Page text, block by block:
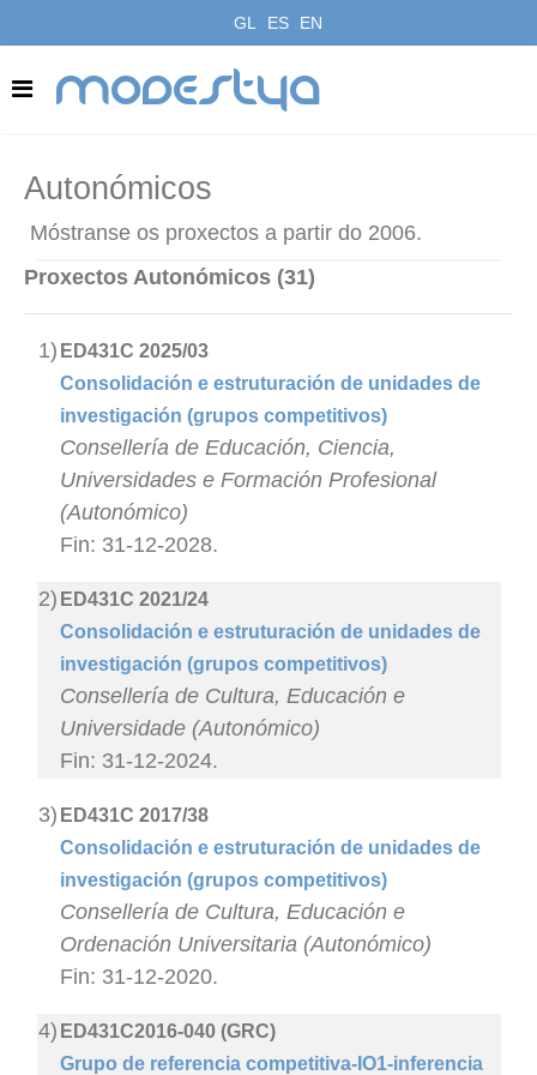
GL ES EN
modestya
Autonómicos
Móstranse os proxectos a partir do 2006.
Proxectos Autonómicos (31)
1) ED431C 2025/03
Consolidación e estruturación de unidades de
investigación (grupos competitivos)
Consellería de Educación, Ciencia,
Universidades e Formación Profesional
(Autonómico)
Fin: 31-12-2028.
2) ED431C 2021/24
Consolidación e estruturación de unidades de
investigación (grupos competitivos)
Consellería de Cultura, Educación e
Universidade (Autonómico)
Fin: 31-12-2024.
3) ED431C 2017/38
Consolidación e estruturación de unidades de
investigación (grupos competitivos)
Consellería de Cultura, Educación e
Ordenación Universitaria (Autonómico)
Fin: 31-12-2020.
4) ED431C2016-040 (GRC)
Grupo de referencia competitiva-IO1-inferencia